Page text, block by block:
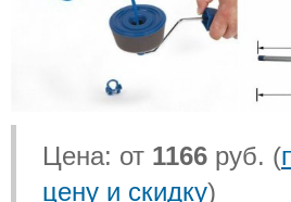
Цена: от 1166 руб. (
цену и скидку)